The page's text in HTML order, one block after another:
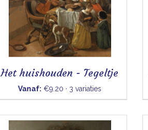
Het huishouden - Tegeltje
Vanaf: €9.20 · 3 variaties